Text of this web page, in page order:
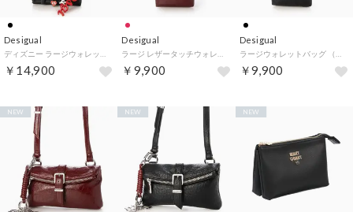
Desigual
￥14,900
Desigual
￥9,900
Desigual
￥9,900
NEW NEW NEW